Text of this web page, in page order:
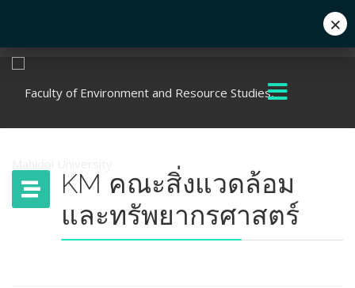
KM คณะสิ่งแวดล้อม
และทรัพยากรศาสตร์
×